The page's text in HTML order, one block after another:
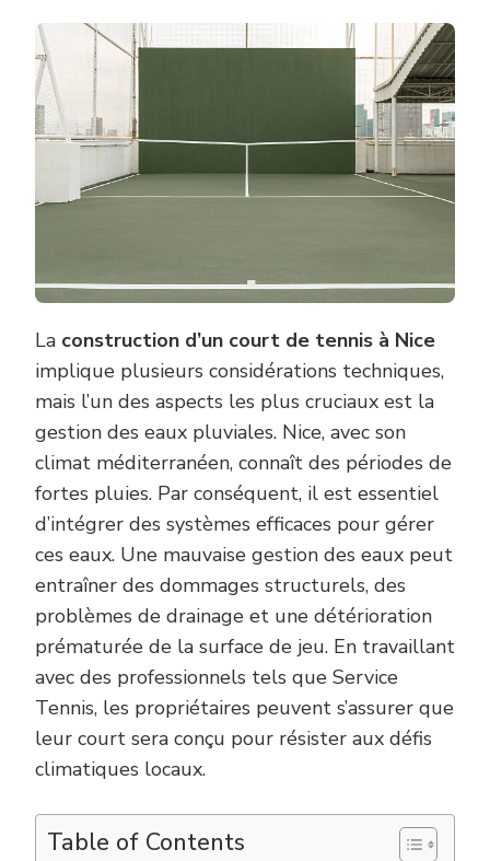
D’UN
DE
À
DES
La construction d’un court de tennis à Nice
implique plusieurs considérations techniques,
mais l’un des aspects les plus cruciaux est la
gestion des eaux pluviales. Nice, avec son
climat méditerranéen, connaît des périodes de
fortes pluies. Par conséquent, il est essentiel
d’intégrer des systèmes efficaces pour gérer
ces eaux. Une mauvaise gestion des eaux peut
entraîner des dommages structurels, des
problèmes de drainage et une détérioration
prématurée de la surface de jeu. En travaillant
avec des professionnels tels que Service
Tennis, les propriétaires peuvent s’assurer que
leur court sera conçu pour résister aux défis
climatiques locaux.
Table of Contents